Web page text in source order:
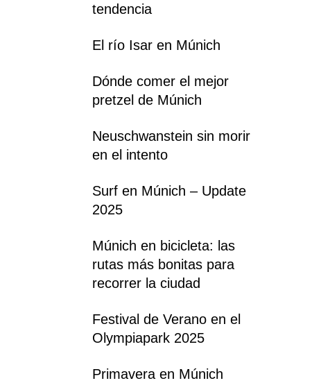
tendencia
El río Isar en Múnich
Dónde comer el mejor
pretzel de Múnich
Neuschwanstein sin morir
en el intento
Surf en Múnich – Update
2025
Múnich en bicicleta: las
rutas más bonitas para
recorrer la ciudad
Festival de Verano en el
Olympiapark 2025
Primavera en Múnich